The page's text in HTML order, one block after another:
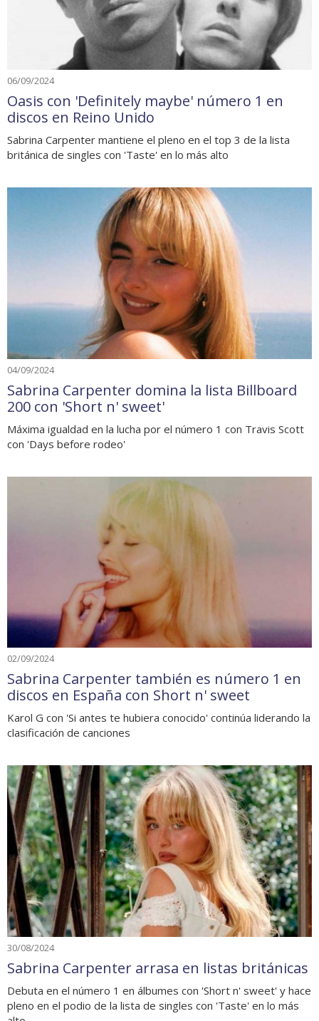
06/09/2024
Oasis con 'Definitely maybe' número 1 en
discos en Reino Unido
Sabrina Carpenter mantiene el pleno en el top 3 de la lista
británica de singles con 'Taste' en lo más alto
04/09/2024
Sabrina Carpenter domina la lista Billboard
200 con 'Short n' sweet'
Máxima igualdad en la lucha por el número 1 con Travis Scott
con 'Days before rodeo'
02/09/2024
Sabrina Carpenter también es número 1 en
discos en España con Short n' sweet
Karol G con 'Si antes te hubiera conocido' continúa liderando la
clasificación de canciones
30/08/2024
Sabrina Carpenter arrasa en listas británicas
Debuta en el número 1 en álbumes con 'Short n' sweet' y hace
pleno en el podio de la lista de singles con 'Taste' en lo más